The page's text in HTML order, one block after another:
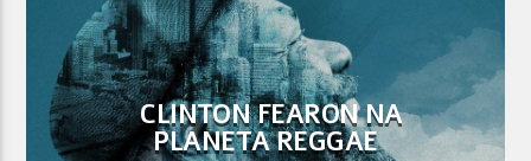
CLINTON FEARON NA
PLANETA REGGAE